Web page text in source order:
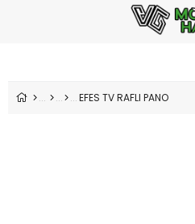
EFES TV RAFLI PANO